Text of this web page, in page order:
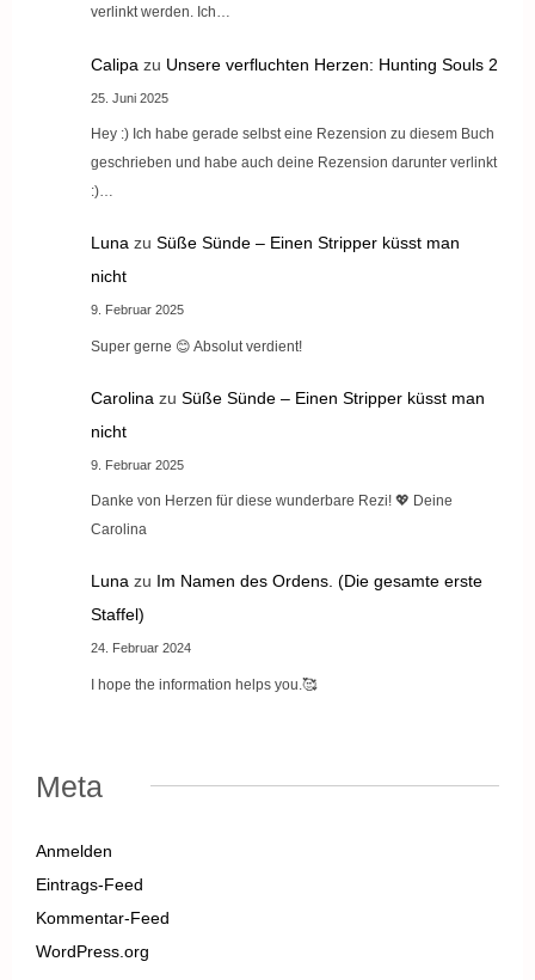
verlinkt werden. Ich…
Calipa zu Unsere verfluchten Herzen: Hunting Souls 2
25. Juni 2025
Hey :) Ich habe gerade selbst eine Rezension zu diesem Buch
geschrieben und habe auch deine Rezension darunter verlinkt
:)…
Luna zu Süße Sünde – Einen Stripper küsst man
nicht
9. Februar 2025
Super gerne 😊 Absolut verdient!
Carolina zu Süße Sünde – Einen Stripper küsst man
nicht
9. Februar 2025
Danke von Herzen für diese wunderbare Rezi! 💖 Deine
Carolina
Luna zu Im Namen des Ordens. (Die gesamte erste
Staffel)
24. Februar 2024
I hope the information helps you.🥰
Meta
Anmelden
Eintrags-Feed
Kommentar-Feed
WordPress.org